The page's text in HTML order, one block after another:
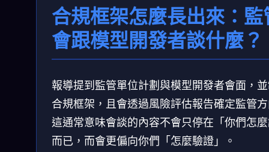
合規框架怎麼長出來：監
會跟模型開發者談什麼？
報導提到監管單位計劃與模型開發者會面，
合規框架，且會透過風險評估報告確定監管
這通常意味會談的內容不會只停在「你們怎
而已，而會更偏向你們「怎麼驗證」。